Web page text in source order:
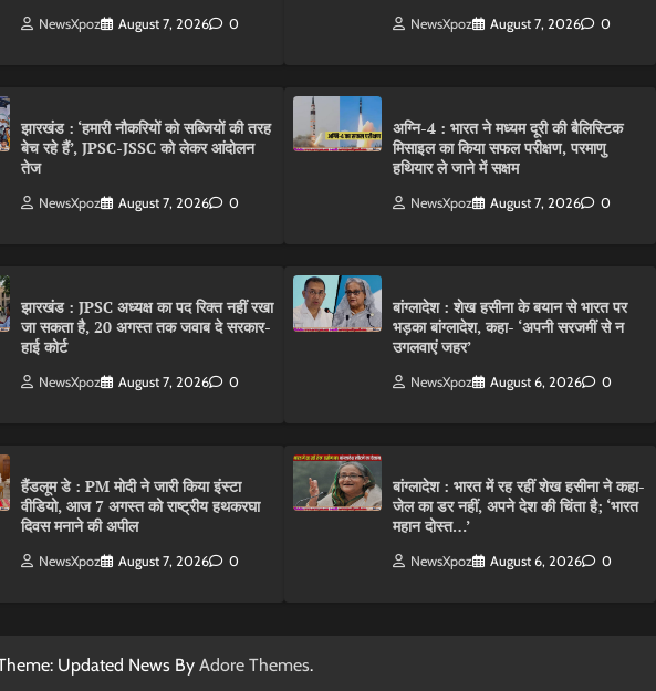
NewsXpoz August 7, 2026 0
झारखंड : ‘हमारी नौकरियों को सब्जियों की तरह
बेच रहे हैं’, JPSC-JSSC को लेकर आंदोलन
तेज
NewsXpoz August 7, 2026 0
झारखंड : JPSC अध्यक्ष का पद रिक्त नहीं रखा
जा सकता है, 20 अगस्त तक जवाब दे सरकार-
हाई कोर्ट
NewsXpoz August 7, 2026 0
हैंडलूम डे : PM मोदी ने जारी किया इंस्टा
वीडियो, आज 7 अगस्त को राष्ट्रीय हथकरघा
दिवस मनाने की अपील
NewsXpoz August 7, 2026 0
NewsXpoz August 7, 2026 0
अग्नि-4 : भारत ने मध्यम दूरी की बैलिस्टिक
मिसाइल का किया सफल परीक्षण, परमाणु
हथियार ले जाने में सक्षम
NewsXpoz August 7, 2026 0
बांग्लादेश : शेख हसीना के बयान से भारत पर
भड़का बांग्लादेश, कहा- ‘अपनी सरजमीं से न
उगलवाएं जहर’
NewsXpoz August 6, 2026 0
बांग्लादेश : भारत में रह रहीं शेख हसीना ने कहा-
जेल का डर नहीं, अपने देश की चिंता है; ‘भारत
महान दोस्त…’
NewsXpoz August 6, 2026 0
Updated News By Adore Themes.